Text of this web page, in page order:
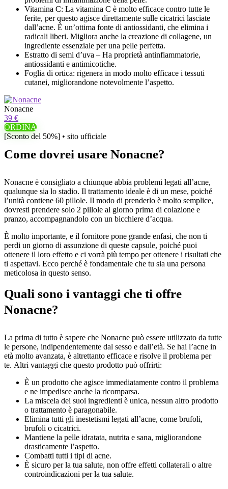
Vitamina C: La vitamina C è molto efficace contro tutte le
ferite, per questo agisce direttamente sulle cicatrici lasciate
dall’acne. È un’ottima fonte di antiossidanti, che elimina i
radicali liberi. Migliora anche la creazione di collagene, un
ingrediente essenziale per una pelle perfetta.
Estratto di semi d’uva – Ha proprietà antinfiammatorie,
antiossidanti e antimicotiche.
Foglia di ortica: rigenera in modo molto efficace i tessuti
cutanei, migliorandone notevolmente l’aspetto.
Nonacne
39 €
ORDINA
[Sconto del 50%] • sito ufficiale
Come dovrei usare Nonacne?
Nonacne è consigliato a chiunque abbia problemi legati all’acne,
qualunque sia lo stadio. Il trattamento ideale è di un mese, poiché
l’unità contiene 60 pillole. Il modo di prenderlo è molto semplice,
dovresti prendere solo 2 pillole al giorno prima di colazione e
pranzo, accompagnandolo con un bicchiere d’acqua.
È molto importante, e il fornitore pone grande enfasi, che non ti
perdi un giorno di assunzione di queste capsule, poiché puoi
ottenere il loro effetto e ci vorrà più tempo per ottenere i risultati che
ti aspettavi. Ecco perché è fondamentale che tu sia una persona
meticolosa in questo senso.
Quali sono i vantaggi che ti offre
Nonacne?
La prima di tutto è sapere che Nonacne può essere utilizzato da tutte
le persone, indipendentemente dal sesso e dall’età. Se hai l’acne in
età molto avanzata, è altrettanto efficace e risolve il problema per
te. Altri vantaggi che questo prodotto può offrirti:
È un prodotto che agisce immediatamente contro il problema
e ne impedisce anche la ricomparsa.
La miscela dei suoi ingredienti è unica, nessun altro prodotto
o trattamento è paragonabile.
Elimina tutti gli inestetismi legati all’acne, come brufoli,
brufoli o cicatrici.
Mantiene la pelle idratata, nutrita e sana, migliorandone
drasticamente l’aspetto.
Combatti tutti i tipi di acne.
È sicuro per la tua salute, non offre effetti collaterali o altre
controindicazioni per la tua salute.